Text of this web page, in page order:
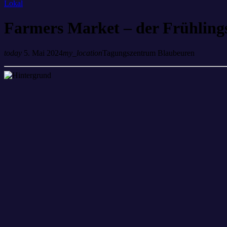
Lokal
Farmers Market – der
today 5. Mai 2024my_locationTagungszentrum Blaubeuren